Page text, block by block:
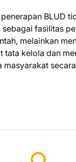
BLUD
fasilitas
melainkan
tata kelola dan
masyarakat